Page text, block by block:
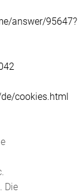
answer/95647?
cookies.html
Die